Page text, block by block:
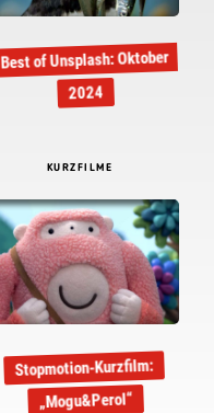
Best of Unsplash: Oktober
2024
KURZFILME
Stopmotion-Kurzfilm:
„Mogu&Perol“